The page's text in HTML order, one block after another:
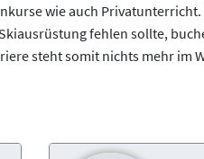
wie auch
fehlen sollte,
steht somit nichts mehr im